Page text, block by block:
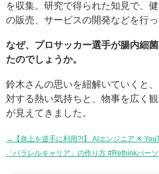
を収集。研究で得られた知見で、
の販売、サービスの開発などを行っ
なぜ、プロサッカー選手が腸内細
たのでしょうか。
鈴木さんの思いを紐解いていくと
対する熱い気持ちと、物事を広く観
が見えてきました。
→【炎上を逆手に利用?!】 AIエンジニア ✕
「パラレルキャリア」の作り方 #Rethinkパー